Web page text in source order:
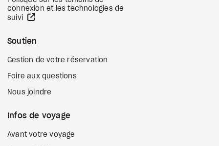
connexion et les technologies de
suivi
Soutien
Gestion de votre réservation
Foire aux questions
Nous joindre
Infos de voyage
Avant votre voyage